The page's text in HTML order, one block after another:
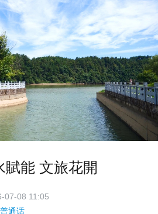
賦能 文旅花開
07-08 11:05